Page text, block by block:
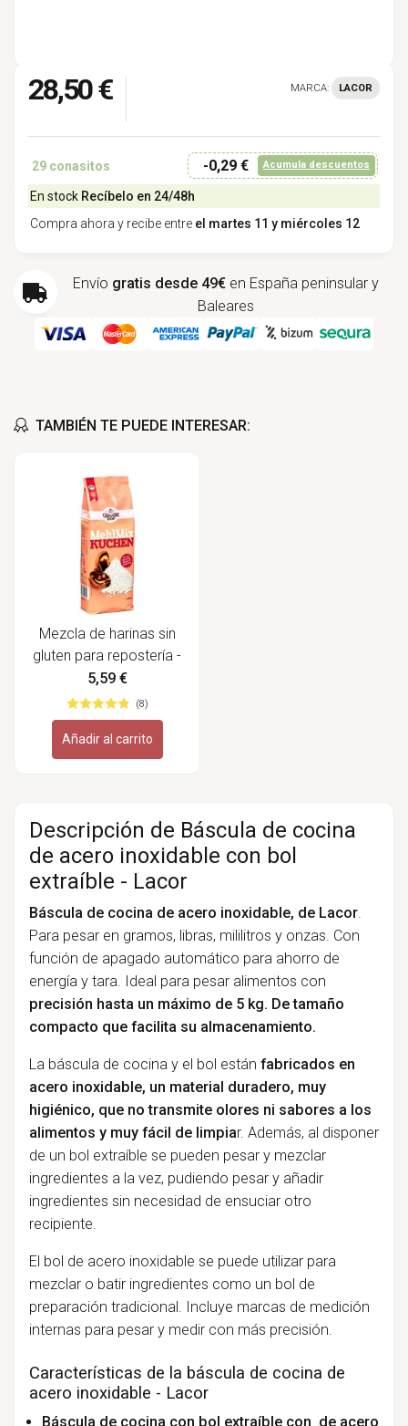
28,50 € MARCA: LACOR
29 conasitos -0,29 € Acumula descuentos
En stock Recíbelo en 24/48h
Compra ahora y recibe entre el martes 11 y miércoles 12
Envío gratis desde 49€ en España peninsular y
Baleares
TAMBIÉN TE PUEDE INTERESAR:
Mezcla de harinas sin
gluten para repostería -
Bauckhof
5,59 €
(8)
Añadir al carrito
Descripción de Báscula de cocina
de acero inoxidable con bol
extraíble - Lacor
Báscula de cocina de acero inoxidable, de Lacor.
Para pesar en gramos, libras, mililitros y onzas. Con
función de apagado automático para ahorro de
energía y tara. Ideal para pesar alimentos con
precisión hasta un máximo de 5 kg. De tamaño
compacto que facilita su almacenamiento.
La báscula de cocina y el bol están fabricados en
acero inoxidable, un material duradero, muy
higiénico, que no transmite olores ni sabores a los
alimentos y muy fácil de limpiar. Además, al disponer
de un bol extraíble se pueden pesar y mezclar
ingredientes a la vez, pudiendo pesar y añadir
ingredientes sin necesidad de ensuciar otro
recipiente.
El bol de acero inoxidable se puede utilizar para
mezclar o batir ingredientes como un bol de
preparación tradicional. Incluye marcas de medición
internas para pesar y medir con más precisión.
Características de la báscula de cocina de
acero inoxidable - Lacor
Báscula de cocina con bol extraíble con de acero